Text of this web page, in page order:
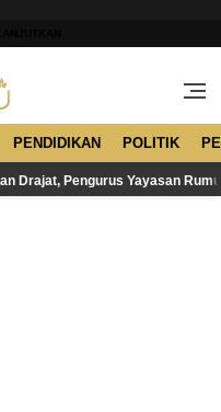
PENDIDIKAN POLITIK
Drajat, Pengurus Yayasan